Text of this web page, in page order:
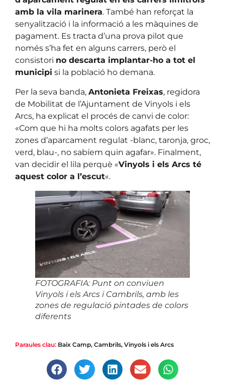
amb la vila marinera. També han reforçat la
senyalització i la informació a les màquines de
pagament. Es tracta d’una prova pilot que
només s’ha fet en alguns carrers, però el
consistori no descarta implantar-ho a tot el
municipi si la població ho demana.
Per la seva banda, Antonieta Freixas, regidora
de Mobilitat de l’Ajuntament de Vinyols i els
Arcs, ha explicat el procés de canvi de color:
«Com que hi ha molts colors agafats per les
zones d’aparcament regulat -blanc, taronja, groc,
verd, blau-, no sabíem quin agafar». Finalment,
van decidir el lila perquè «Vinyols i els Arcs té
aquest color a l’escut«.
FOTOGRAFIA: Punt on conviuen
Vinyols i els Arcs i Cambrils, amb les
zones de regulació pintades de colors
diferents
Paraules clau: Baix Camp, Cambrils, Vinyols i els Arcs